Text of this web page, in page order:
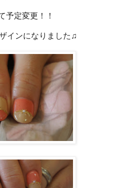
予定変更！！
インになりました♫